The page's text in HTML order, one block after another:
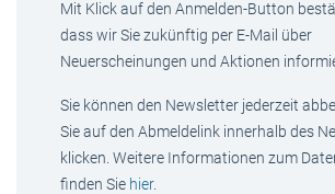
Mit Klick auf den Anmelden-Button
dass wir Sie zukünftig per E-Mail über
Neuerscheinungen und Aktionen
Sie können den Newsletter jederzeit
Sie auf den Abmeldelink innerhalb des
klicken. Weitere Informationen zum
finden Sie hier.